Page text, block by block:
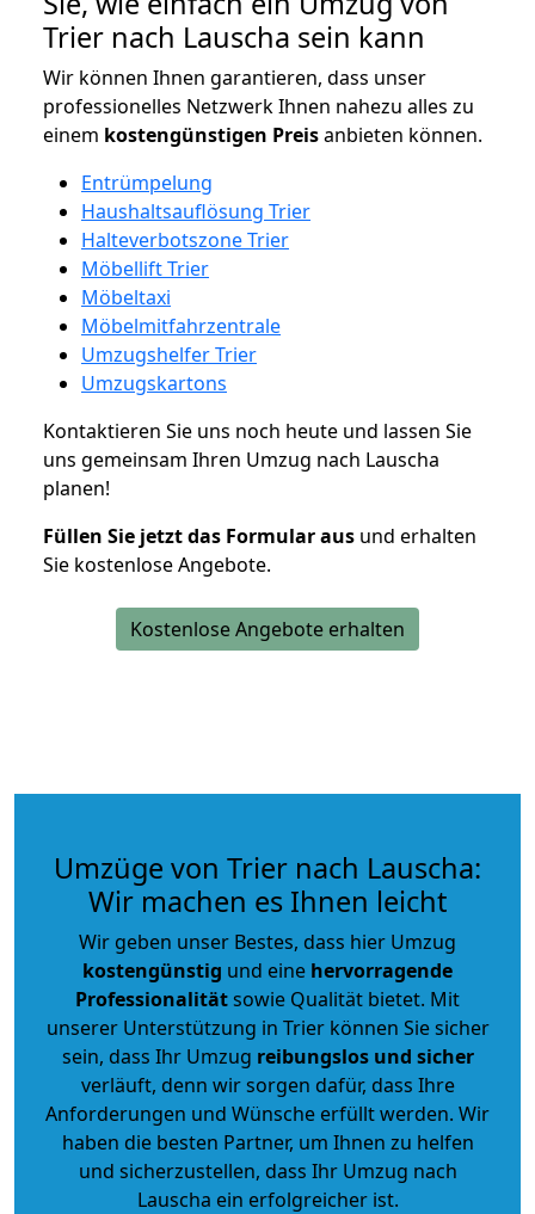
Trier nach Lauscha sein kann
Wir können Ihnen garantieren, dass unser
professionelles Netzwerk Ihnen nahezu alles zu
einem kostengünstigen Preisanbieten können.
Entrümpelung
Haushaltsauflösung Trier
Halteverbotszone Trier
Möbellift Trier
Möbeltaxi
Möbelmitfahrzentrale
Umzugshelfer Trier
Umzugskartons
Kontaktieren Sie uns noch heute und lassen Sie
uns gemeinsam Ihren Umzug nach Lauscha
planen!
Füllen Sie jetzt das Formular aus und erhalten
Sie kostenlose Angebote.
Kostenlose Angebote erhalten
Umzüge von Trier nach Lauscha:
Wir machen es Ihnen leicht
Wir geben unser Bestes, dass hier Umzug
kostengünstig und eine hervorragende
Professionalitätsowie Qualität bietet. Mit
unserer Unterstützung in Trier können Sie sicher
sein, dass Ihr Umzug reibungslos und sicher
verläuft, denn wir sorgen dafür, dass Ihre
Anforderungen und Wünsche erfüllt werden. Wir
haben die besten Partner, um Ihnen zu helfen
und sicherzustellen, dass Ihr Umzug nach
Lauscha ein erfolgreicher ist.